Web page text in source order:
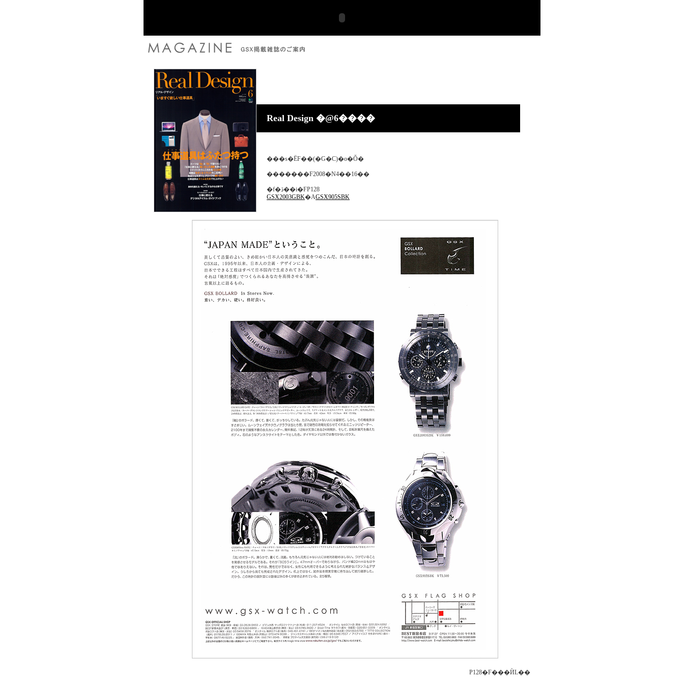
Real Design �@6����
���s�ЁF��(�G�C)�o�Ŏ�
�������F2008�N4��16��
�f�ڏ��i�FP128
GSX2003GBK�AGSX905SBK
P128�F���ЍL��